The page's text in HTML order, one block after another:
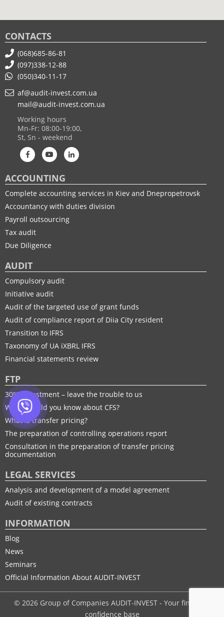
CONTACTS
(068)685-86-81
(097)338-12-88
(050)340-11-17
af@audit-invest.com.ua
mail@audit-invest.com.ua
Working hours
Mn-Fr: 08:00-19:00,
St, Sn - weekend
ACCOUNTING
Complete accounting services in Kiev and Dnepropetrovsk
Accountancy with duties division
Payroll outsourcing
Tax audit
Due Diligence
AUDIT
Compulsory audit
Initiative audit
Audit of the targeted use of grant funds
Audit of compliance report of Diia City resident
Transition to IFRS
Taxonomy of UA іXBRL IFRS
Financial statements review
FTP
30% adjustment – leave the trouble to us
What should you know about CFS?
What is transfer pricing?
The preparation of controlling operations report
Consultation in the preparation of transfer pricing
documentation
LEGAL SERVICES
Analysis and development of a model agreement
Audit of existing contracts
INFORMATION
Blog
News
Seminars
Official Information About AUDIT-INVEST
© 2026 Group of Companies AUDIT-INVEST - Your financial
confidence base